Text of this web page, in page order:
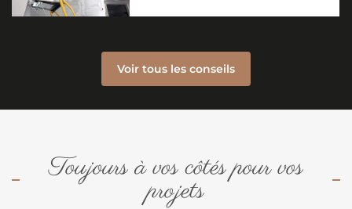
Voir tous les conseils
Toujours à vos côtés pour vos
projets